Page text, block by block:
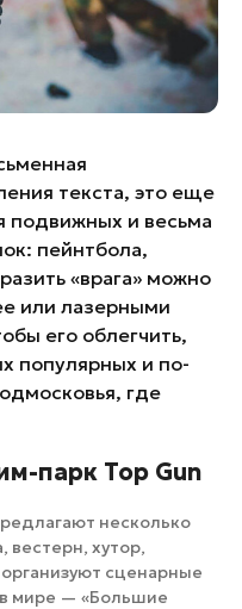
текста, это еще
подвижных и весьма
пейнтбола,
«врага» можно
или лазерными
его облегчить,
популярных и по-
где
парк Top Gun
несколько
хутор,
сценарные
мире — «Большие